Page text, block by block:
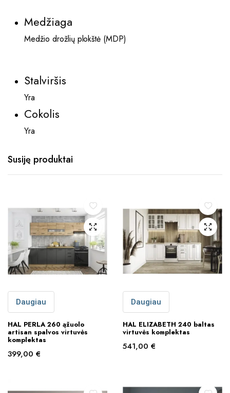
Medžiaga
Medžio drožlių plokštė (MDP)
Stalviršis
Yra
Cokolis
Yra
Susiję produktai
Daugiau
HAL PERLA 260 ąžuolo
artisan spalvos virtuvės
komplektas
399,00 €
Daugiau
HAL ELIZABETH 240 baltas
virtuvės komplektas
541,00 €